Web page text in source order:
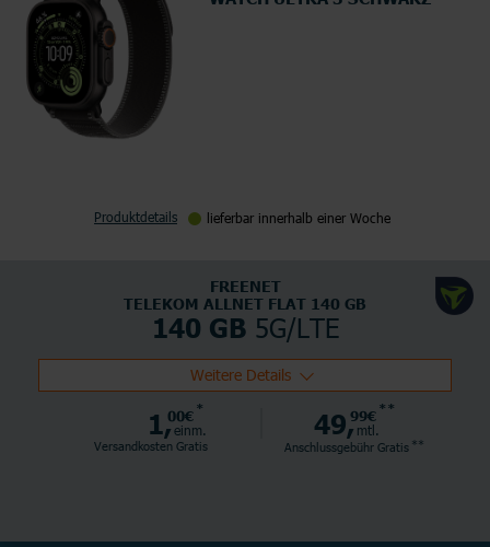
Produktdetails lieferbar innerhalb einer Woche
FREENET
TELEKOM ALLNET FLAT 140 GB
140 GB5G/LTE
Weitere Details
1,00€ *
einm.
Versandkosten Gratis
49,99€ **
mtl.
Anschlussgebühr Gratis **